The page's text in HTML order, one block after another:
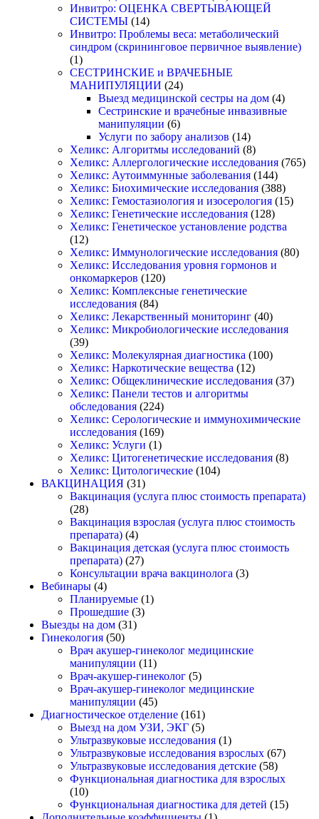
Инвитро: ОЦЕНКА СВЕРТЫВАЮЩЕЙ
СИСТЕМЫ (14)
Инвитро: Проблемы веса: метаболический
синдром (скрининговое первичное выявление)
(1)
СЕСТРИНСКИЕ и ВРАЧЕБНЫЕ
МАНИПУЛЯЦИИ (24)
Выезд медицинской сестры на дом (4)
Сестринские и врачебные инвазивные
манипуляции (6)
Услуги по забору анализов (14)
Хеликс: Алгоритмы исследований (8)
Хеликс: Аллергологические исследования (765)
Хеликс: Аутоиммунные заболевания (144)
Хеликс: Биохимические исследования (388)
Хеликс: Гемостазиология и изосерология (15)
Хеликс: Генетические исследования (128)
Хеликс: Генетическое установление родства
(12)
Хеликс: Иммунологические исследования (80)
Хеликс: Исследования уровня гормонов и
онкомаркеров (120)
Хеликс: Комплексные генетические
исследования (84)
Хеликс: Лекарственный мониторинг (40)
Хеликс: Микробиологические исследования
(39)
Хеликс: Молекулярная диагностика (100)
Хеликс: Наркотические вещества (12)
Хеликс: Общеклинические исследования (37)
Хеликс: Панели тестов и алгоритмы
обследования (224)
Хеликс: Серологические и иммунохимические
исследования (169)
Хеликс: Услуги (1)
Хеликс: Цитогенетические исследования (8)
Хеликс: Цитологические (104)
ВАКЦИНАЦИЯ (31)
Вакцинация (услуга плюс стоимость препарата)
(28)
Вакцинация взрослая (услуга плюс стоимость
препарата) (4)
Вакцинация детская (услуга плюс стоимость
препарата) (27)
Консультации врача вакцинолога (3)
Вебинары (4)
Планируемые (1)
Прошедшие (3)
Выезды на дом (31)
Гинекология (50)
Врач акушер-гинеколог медицинские
манипуляции (11)
Врач-акушер-гинеколог (5)
Врач-акушер-гинеколог медицинские
манипуляции (45)
Диагностическое отделение (161)
Выезд на дом УЗИ, ЭКГ (5)
Ультразвуковые исследования (1)
Ультразвуковые исследования взрослых (67)
Ультразвуковые исследования детские (58)
Функциональная диагностика для взрослых
(10)
Функциональная диагностика для детей (15)